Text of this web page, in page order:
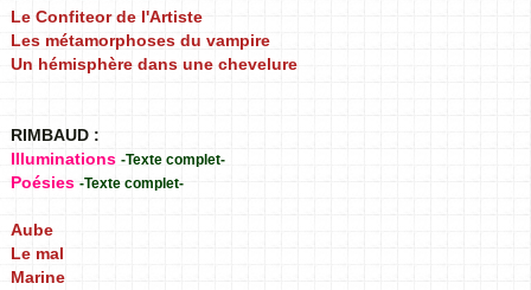
Le Confiteor de l'Artiste
Les métamorphoses du vampire
Un hémisphère dans une chevelure
RIMBAUD :
Illuminations -Texte complet-
Poésies -Texte complet-
Aube
Le mal
Marine